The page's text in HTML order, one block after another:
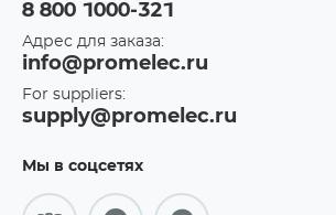
8 800 1000-321
Адрес для заказа:
info@promelec.ru
For suppliers:
supply@promelec.ru
Мы в соцсетях